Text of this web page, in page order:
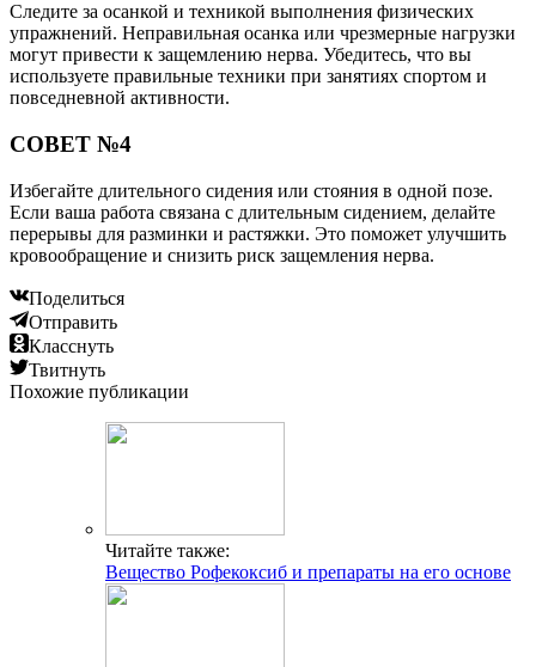
Следите за осанкой и техникой выполнения физических
упражнений. Неправильная осанка или чрезмерные нагрузки
могут привести к защемлению нерва. Убедитесь, что вы
используете правильные техники при занятиях спортом и
повседневной активности.
СОВЕТ №4
Избегайте длительного сидения или стояния в одной позе.
Если ваша работа связана с длительным сидением, делайте
перерывы для разминки и растяжки. Это поможет улучшить
кровообращение и снизить риск защемления нерва.
Поделиться
Отправить
Класснуть
Твитнуть
Похожие публикации
Читайте также:
Вещество Рофекоксиб и препараты на его основе